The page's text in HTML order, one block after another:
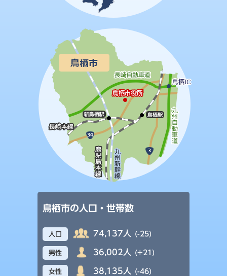
鳥栖市の人口・世帯数
人口 74,137人 (-25)
男性 36,002人 (+21)
女性 38,135人 (-46)